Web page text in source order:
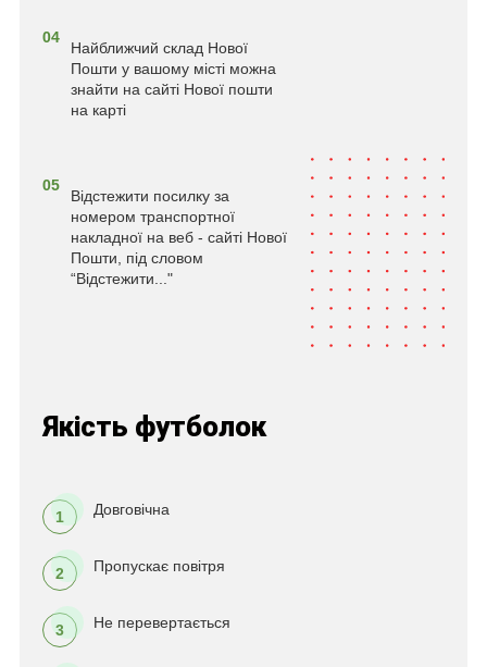
04
Найближчий склад Нової
Пошти у вашому місті можна
знайти на сайті Нової пошти
на карті
05
Відстежити посилку за
номером транспортної
накладної на веб - сайті Нової
Пошти, під словом
“Відстежити..."
Якість футболок
1 Довговічна
2 Пропускає повітря
3 Не перевертається